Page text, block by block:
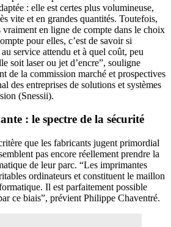
: elle est certes plus volumineuse,
vite et en grandes quantités. Toutefois,
vraiment en ligne de compte dans le choix
pour elles, c’est de savoir si
service attendu et à quel coût, peu
soit laser ou jet d’encre”, souligne
de la commission marché et prospectives
des entreprises de solutions et systèmes
(Snessii).
: le spectre de la sécurité
que les fabricants jugent primordial
pas encore réellement prendre la
de leur parc. “Les imprimantes
ordinateurs et constituent le maillon
Il est parfaitement possible
ce biais”, prévient Philippe Chaventré.